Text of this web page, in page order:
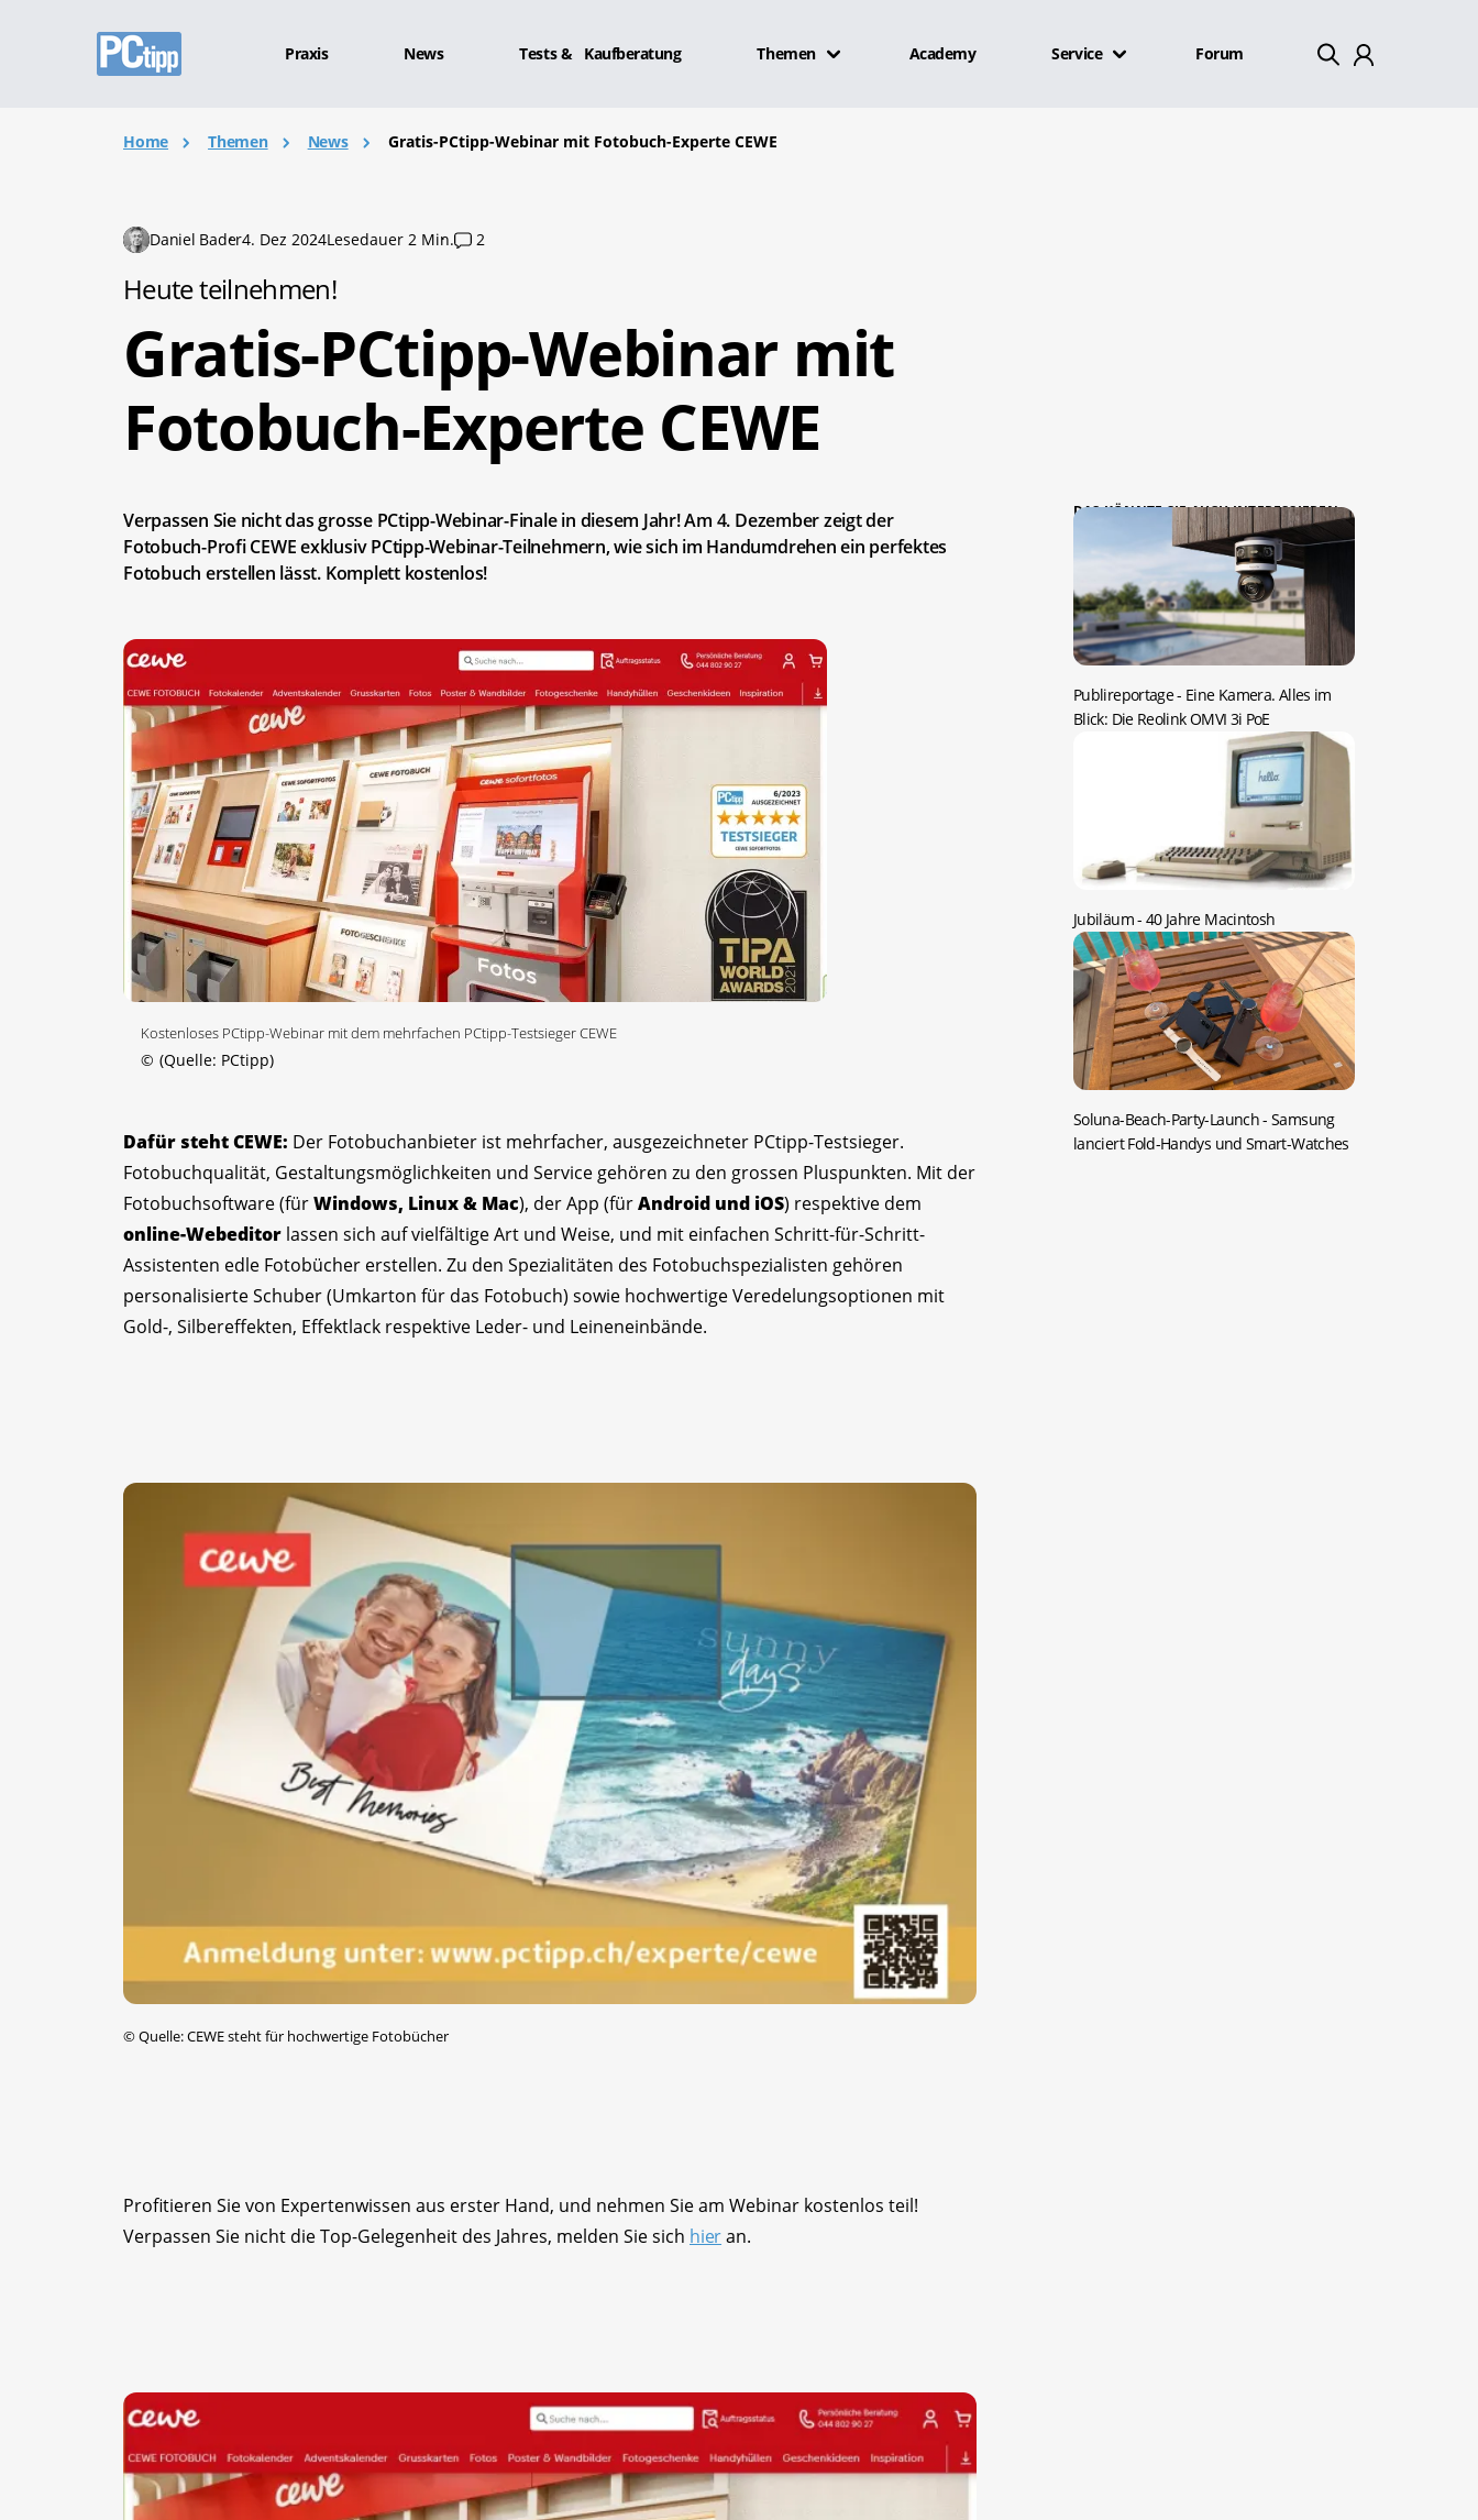
Praxis News Tests & Kaufberatung Themen Academy Service Forum
Home Themen News Gratis-PCtipp-Webinar mit Fotobuch-Experte CEWE
Daniel Bader4. Dez 2024Lesedauer 2 Min. 2
Heute teilnehmen!
Gratis-PCtipp-Webinar mit
Fotobuch-Experte CEWE
Verpassen Sie nicht das grosse PCtipp-Webinar-Finale in diesem Jahr! Am 4. Dezember zeigt der
Fotobuch-Profi CEWE exklusiv PCtipp-Webinar-Teilnehmern, wie sich im Handumdrehen ein perfektes
Fotobuch erstellen lässt. Komplett kostenlos!
Kostenloses PCtipp-Webinar mit dem mehrfachen PCtipp-Testsieger CEWE
© (Quelle: PCtipp)
Dafür steht CEWE: Der Fotobuchanbieter ist mehrfacher, ausgezeichneter PCtipp-Testsieger.
Fotobuchqualität, Gestaltungsmöglichkeiten und Service gehören zu den grossen Pluspunkten. Mit der
Fotobuchsoftware (fürWindows, Linux & Mac), der App (fürAndroid und iOS) respektive dem
online-Webeditor lassen sich auf vielfältige Art und Weise, und mit einfachen Schritt-für-Schritt-
Assistenten edle Fotobücher erstellen. Zu den Spezialitäten des Fotobuchspezialisten gehören
personalisierte Schuber (Umkarton für das Fotobuch) sowie hochwertige Veredelungsoptionen mit
Gold-, Silbereffekten, Effektlack respektive Leder- und Leineneinbände.
©Quelle: CEWE steht für hochwertige Fotobücher
Profitieren Sie von Expertenwissen aus erster Hand, und nehmen Sie am Webinar kostenlos teil!
Verpassen Sie nicht die Top-Gelegenheit des Jahres, melden Sie sich hieran.
DAS KÖNNTE SIE AUCH INTERESSIEREN:
Publireportage - Eine Kamera. Alles im
Blick: Die Reolink OMVI 3i PoE
Jubiläum - 40 Jahre Macintosh
Soluna-Beach-Party-Launch -Samsung
lanciert Fold-Handys und Smart-Watches